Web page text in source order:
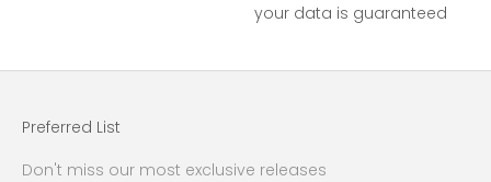
your data is guaranteed
Preferred List
Don't miss our most exclusive releases